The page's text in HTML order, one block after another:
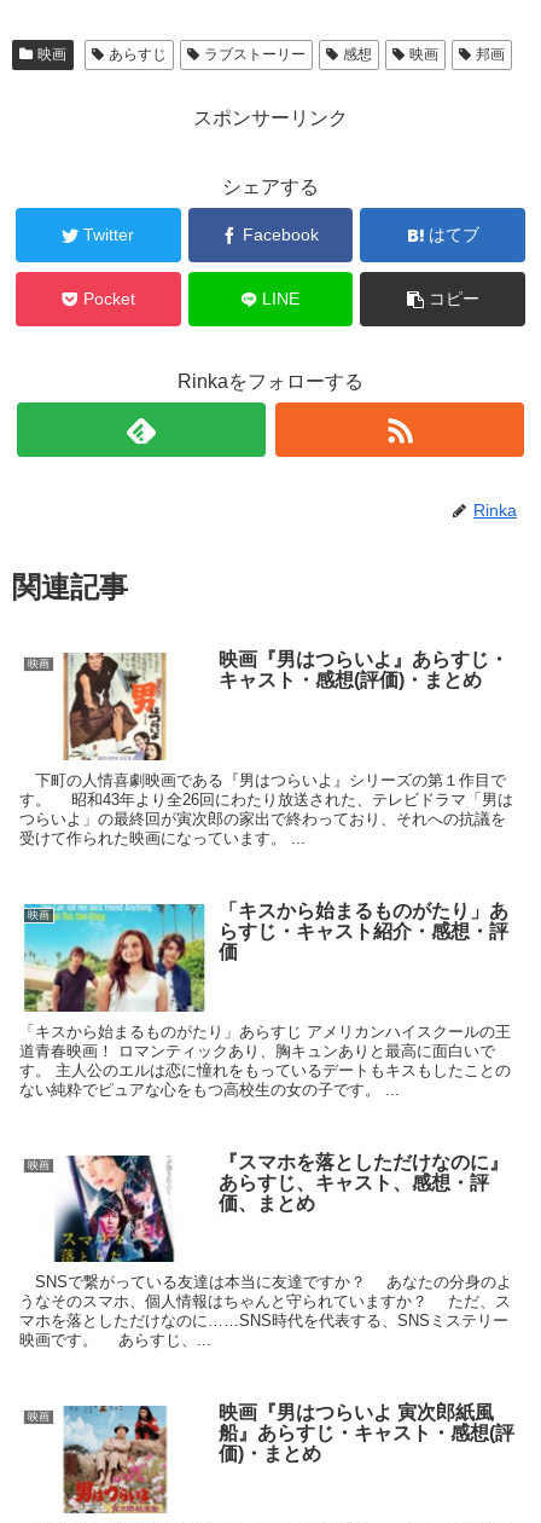
映画 あらすじ ラブストーリー 感想 映画 邦画
スポンサーリンク
シェアする
Twitter Facebook はてブ
Pocket LINE コピー
Rinkaをフォローする
Rinka
関連記事
映画
映画『男はつらいよ』あらすじ・
キャスト・感想(評価)・まとめ
下町の人情喜劇映画である『男はつらいよ』シリーズの第１作目で
す。 昭和43年より全26回にわたり放送された、テレビドラマ「男は
つらいよ」の最終回が寅次郎の家出で終わっており、それへの抗議を
受けて作られた映画になっています。 ...
映画
「キスから始まるものがたり」あ
らすじ・キャスト紹介・感想・評
価
「キスから始まるものがたり」あらすじ アメリカンハイスクールの王
道青春映画！ ロマンティックあり、胸キュンありと最高に面白いで
す。 主人公のエルは恋に憧れをもっているデートもキスもしたことの
ない純粋でピュアな心をもつ高校生の女の子です。 ...
映画
『スマホを落としただけなのに』
あらすじ、キャスト、感想・評
価、まとめ
SNSで繋がっている友達は本当に友達ですか？ あなたの分身のよ
うなそのスマホ、個人情報はちゃんと守られていますか？ ただ、ス
マホを落としただけなのに……SNS時代を代表する、SNSミステリー
映画です。 あらすじ、...
映画
映画『男はつらいよ 寅次郎紙風
船』あらすじ・キャスト・感想(評
価)・まとめ